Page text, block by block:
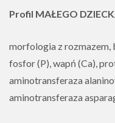
Profil MAŁEGO
morfologia z rozmazem,
fosfor (P), wapń (Ca),
aminotransferaza
aminotransferaza